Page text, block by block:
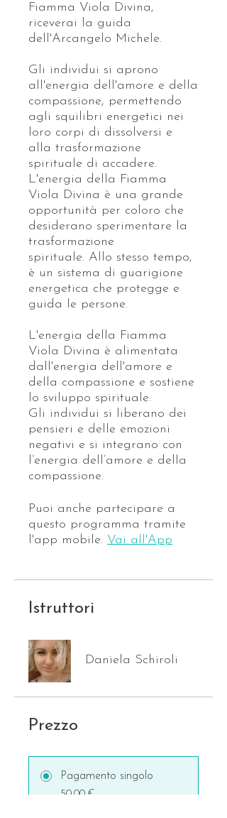
Fiamma Viola Divina,
riceverai la guida
dell'Arcangelo Michele.
Gli individui si aprono
all'energia dell'amore e della
compassione, permettendo
agli squilibri energetici nei
loro corpi di dissolversi e
alla trasformazione
spirituale di accadere.
L'energia della Fiamma
Viola Divina è una grande
opportunità per coloro che
desiderano sperimentare la
trasformazione
spirituale. Allo stesso tempo,
è un sistema di guarigione
energetica che protegge e
guida le persone.
L'energia della Fiamma
Viola Divina è alimentata
dall'energia dell'amore e
della compassione e sostiene
lo sviluppo spirituale.
Gli individui si liberano dei
pensieri e delle emozioni
negativi e si integrano con
l’energia dell’amore e della
compassione.
Puoi anche partecipare a
questo programma tramite
l'app mobile. Vai all'App
Istruttori
Daniela Schiroli
Prezzo
Pagamento singolo
50,00 €